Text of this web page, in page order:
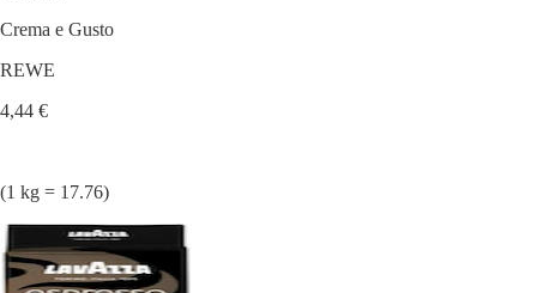
Crema e Gusto
REWE
4,44 €
(1 kg = 17.76)